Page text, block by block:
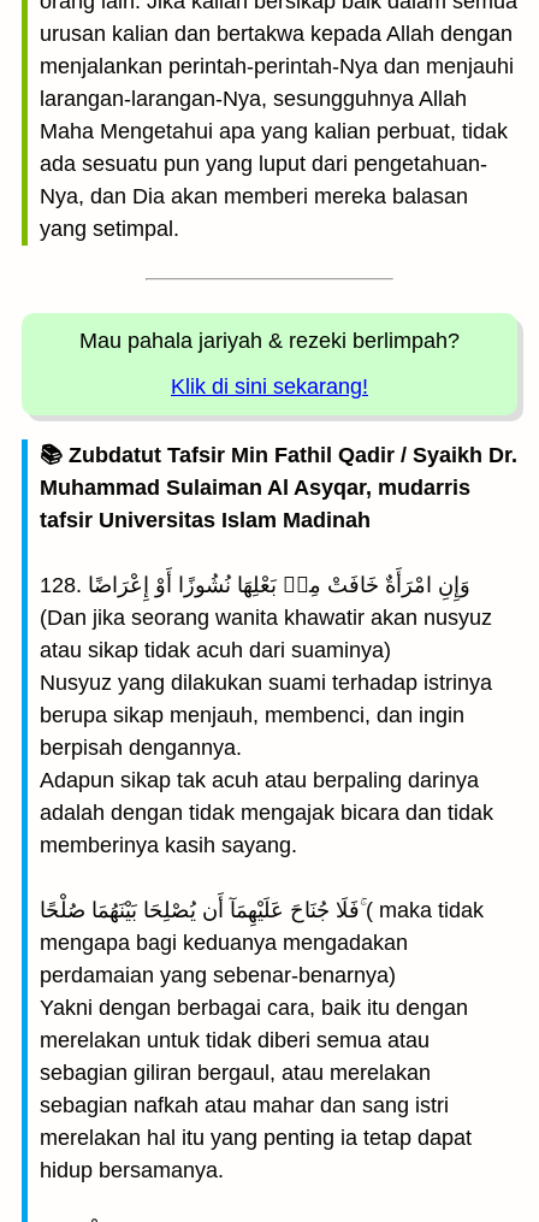
urusan kalian dan bertakwa kepada Allah dengan
menjalankan perintah-perintah-Nya dan menjauhi
larangan-larangan-Nya, sesungguhnya Allah
Maha Mengetahui apa yang kalian perbuat, tidak
ada sesuatu pun yang luput dari pengetahuan-
Nya, dan Dia akan memberi mereka balasan
yang setimpal.
Mau pahala jariyah & rezeki berlimpah?
Klik di sini sekarang!
📚 Zubdatut Tafsir Min Fathil Qadir / Syaikh Dr.
Muhammad Sulaiman Al Asyqar, mudarris
tafsir Universitas Islam Madinah
128. وَإِنِ امْرَأَةٌ خَافَتْ مِنۢ بَعْلِهَا نُشُوزًا أَوْ إِعْرَاضًا
(Dan jika seorang wanita khawatir akan nusyuz
atau sikap tidak acuh dari suaminya)
Nusyuz yang dilakukan suami terhadap istrinya
berupa sikap menjauh, membenci, dan ingin
berpisah dengannya.
Adapun sikap tak acuh atau berpaling darinya
adalah dengan tidak mengajak bicara dan tidak
memberinya kasih sayang.
فَلَا جُنَاحَ عَلَيْهِمَآ أَن يُصْلِحَا بَيْنَهُمَا صُلْحًا ۚ( maka tidak
mengapa bagi keduanya mengadakan
perdamaian yang sebenar-benarnya)
Yakni dengan berbagai cara, baik itu dengan
merelakan untuk tidak diberi semua atau
sebagian giliran bergaul, atau merelakan
sebagian nafkah atau mahar dan sang istri
merelakan hal itu yang penting ia tetap dapat
hidup bersamanya.